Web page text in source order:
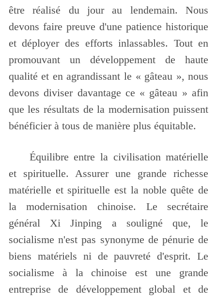
être réalisé du jour au lendemain. Nous
devons faire preuve d'une patience historique
et déployer des efforts inlassables. Tout en
promouvant un développement de haute
qualité et en agrandissant le « gâteau », nous
devons diviser davantage ce « gâteau » afin
que les résultats de la modernisation puissent
bénéficier à tous de manière plus équitable.
Équilibre entre la civilisation matérielle
et spirituelle. Assurer une grande richesse
matérielle et spirituelle est la noble quête de
la modernisation chinoise. Le secrétaire
général Xi Jinping a souligné que, le
socialisme n'est pas synonyme de pénurie de
biens matériels ni de pauvreté d'esprit. Le
socialisme à la chinoise est une grande
entreprise de développement global et de